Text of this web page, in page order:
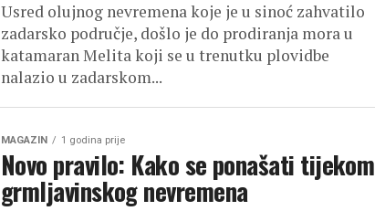
Usred olujnog nevremena koje je u sinoć zahvatilo
zadarsko područje, došlo je do prodiranja mora u
katamaran Melita koji se u trenutku plovidbe
nalazio u zadarskom...
MAGAZIN 1 godina prije
Novo pravilo: Kako se ponašati tijekom
grmljavinskog nevremena